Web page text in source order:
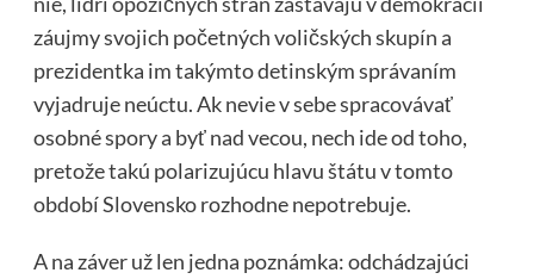
záujmy svojich početných voličských skupín a
prezidentka im takýmto detinským správaním
vyjadruje neúctu. Ak nevie v sebe spracovávať
osobné spory a byť nad vecou, nech ide od toho,
pretože takú polarizujúcu hlavu štátu v tomto
období Slovensko rozhodne nepotrebuje.
A na záver už len jedna poznámka: odchádzajúci